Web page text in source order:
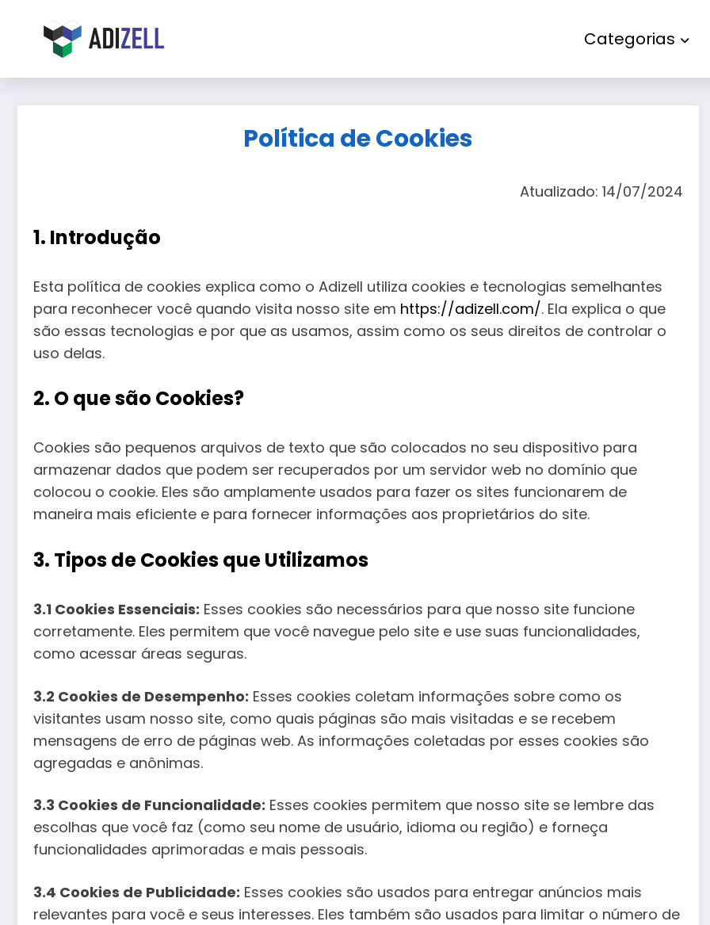
Categorias
Política de Cookies
Atualizado: 14/07/2024
1. Introdução
Esta política de cookies explica como o Adizell utiliza cookies e tecnologias semelhantes
para reconhecer você quando visita nosso site em https://adizell.com/. Ela explica o que
são essas tecnologias e por que as usamos, assim como os seus direitos de controlar o
uso delas.
2. O que são Cookies?
Cookies são pequenos arquivos de texto que são colocados no seu dispositivo para
armazenar dados que podem ser recuperados por um servidor web no domínio que
colocou o cookie. Eles são amplamente usados para fazer os sites funcionarem de
maneira mais eficiente e para fornecer informações aos proprietários do site.
3. Tipos de Cookies que Utilizamos
3.1 Cookies Essenciais: Esses cookies são necessários para que nosso site funcione
corretamente. Eles permitem que você navegue pelo site e use suas funcionalidades,
como acessar áreas seguras.
3.2 Cookies de Desempenho: Esses cookies coletam informações sobre como os
visitantes usam nosso site, como quais páginas são mais visitadas e se recebem
mensagens de erro de páginas web. As informações coletadas por esses cookies são
agregadas e anônimas.
3.3 Cookies de Funcionalidade: Esses cookies permitem que nosso site se lembre das
escolhas que você faz (como seu nome de usuário, idioma ou região) e forneça
funcionalidades aprimoradas e mais pessoais.
3.4 Cookies de Publicidade: Esses cookies são usados para entregar anúncios mais
relevantes para você e seus interesses. Eles também são usados para limitar o número de